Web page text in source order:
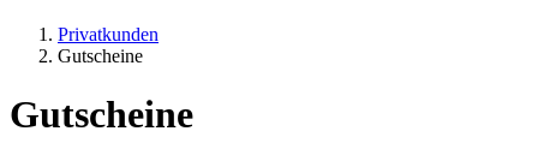
Privatkunden
Gutscheine
Gutscheine